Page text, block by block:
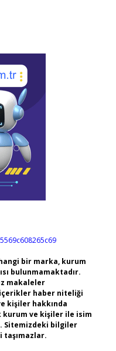
bir marka, kurum
bulunmamaktadır.
makaleler
haber niteliği
kişiler hakkında
kurum ve kişiler ile isim
Sitemizdeki bilgiler